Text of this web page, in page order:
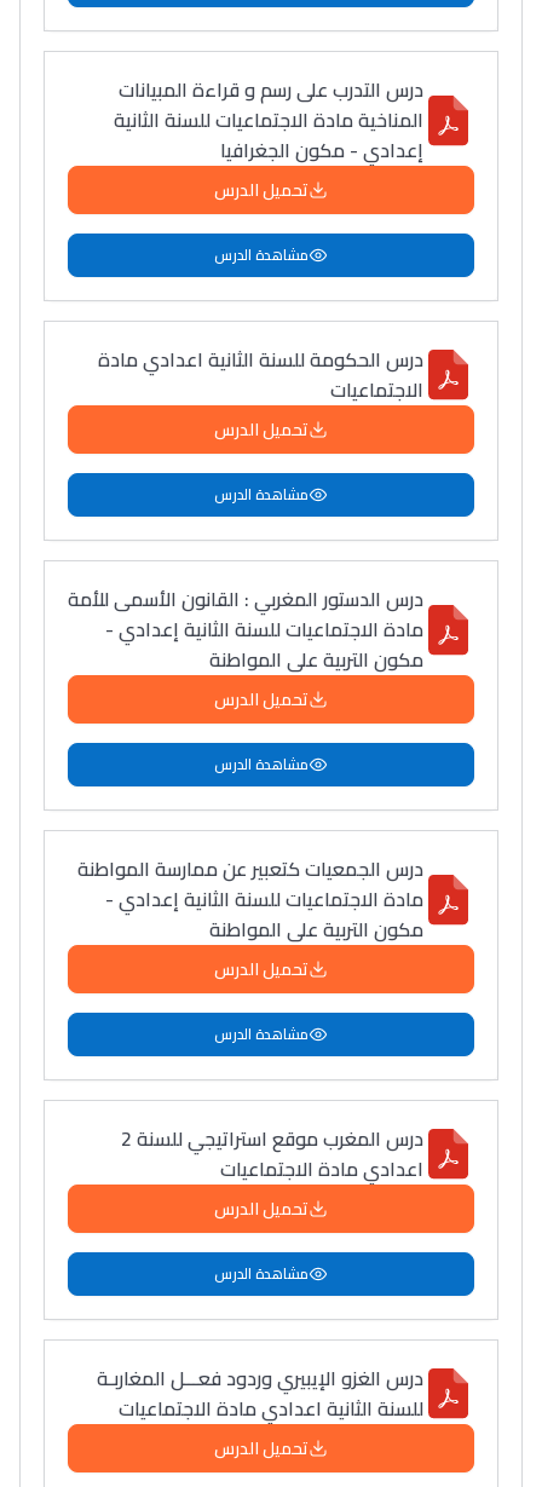
درس التدرب على رسم و قراءة المبيانات
المناخية مادة الاجتماعيات للسنة الثانية
إعدادي - مكون الجغرافيا
تحميل الدرس
مشاهدة الدرس
درس الحكومة للسنة الثانية اعدادي مادة
الاجتماعيات
تحميل الدرس
مشاهدة الدرس
درس الدستور المغربي : القانون الأسمى للأمة
مادة الاجتماعيات للسنة الثانية إعدادي -
مكون التربية على المواطنة
تحميل الدرس
مشاهدة الدرس
درس الجمعيات كتعبير عن ممارسة المواطنة
مادة الاجتماعيات للسنة الثانية إعدادي -
مكون التربية على المواطنة
تحميل الدرس
مشاهدة الدرس
درس المغرب موقع استراتيجي للسنة 2
اعدادي مادة الاجتماعيات
تحميل الدرس
مشاهدة الدرس
درس الغزو الإيبيري وردود فعـــل المغاربـة
للسنة الثانية اعدادي مادة الاجتماعيات
تحميل الدرس